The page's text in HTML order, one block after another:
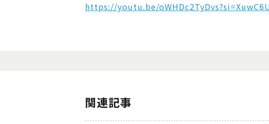
https://youtu.be/
関連記事